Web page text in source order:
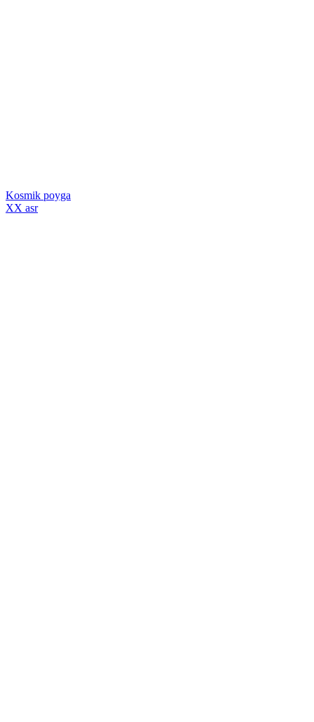
Kosmik poyga
XX asr